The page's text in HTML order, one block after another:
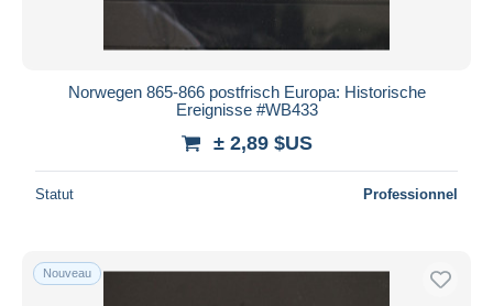
Norwegen 865-866 postfrisch Europa: Historische
Ereignisse #WB433
± 2,89 $US
Statut Professionnel
Nouveau